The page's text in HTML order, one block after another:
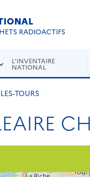
RADIOACTIFS
L'INVENTAIRE
NATIONAL
TOURS